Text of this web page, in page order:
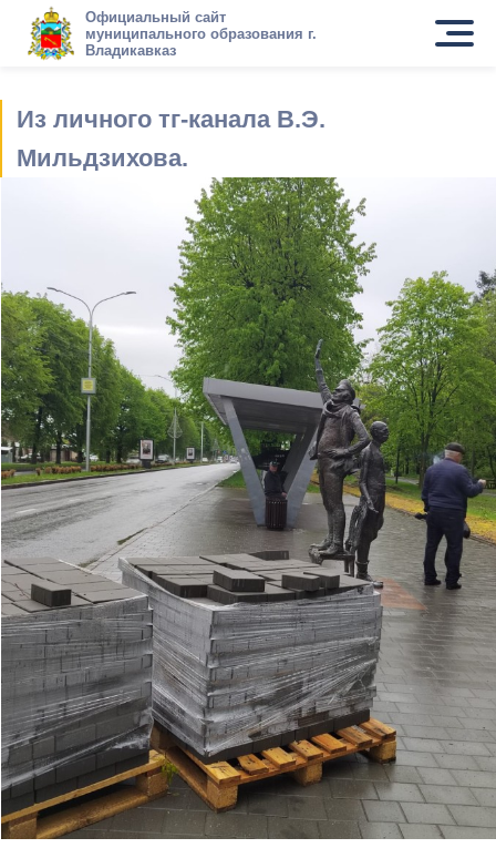
Официальный сайт
муниципального образования г.
Владикавказ
Из личного тг-канала В.Э.
Мильдзихова.